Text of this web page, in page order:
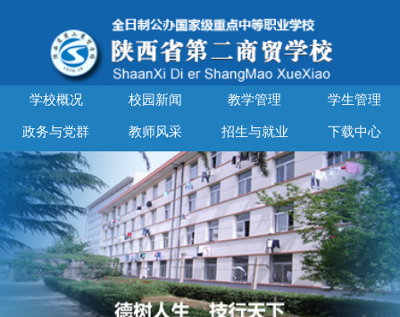
学校概况 校园新闻 教学管理 学生管理
政务与党群 教师风采 招生与就业 下载中心